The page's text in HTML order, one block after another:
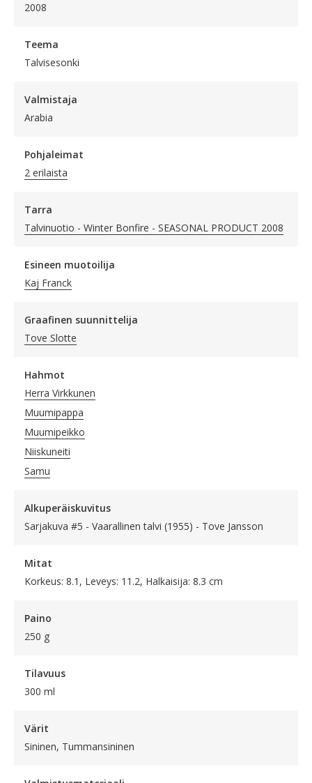
2008
Teema
Talvisesonki
Valmistaja
Arabia
Pohjaleimat
2 erilaista
Tarra
Talvinuotio - Winter Bonfire - SEASONAL PRODUCT 2008
Esineen muotoilija
Kaj Franck
Graafinen suunnittelija
Tove Slotte
Hahmot
Herra Virkkunen
Muumipappa
Muumipeikko
Niiskuneiti
Samu
Alkuperäiskuvitus
Sarjakuva #5 - Vaarallinen talvi (1955) - Tove Jansson
Mitat
Korkeus: 8.1, Leveys: 11.2, Halkaisija: 8.3 cm
Paino
250 g
Tilavuus
300 ml
Värit
Sininen, Tummansininen